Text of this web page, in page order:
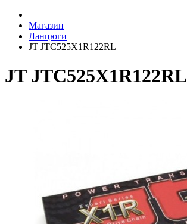
Магазин
Ланцюги
JT JTC525X1R122RL
JT JTC525X1R122RL